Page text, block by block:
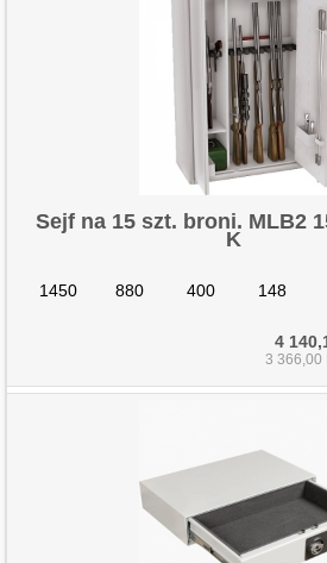
Sejf na 15 szt. broni. MLB2
K
1450 880 400 148
4
3 366,00